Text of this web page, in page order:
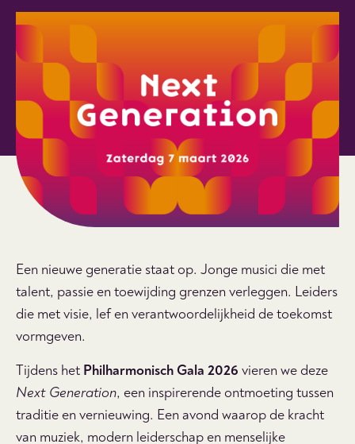
Een nieuwe generatie staat op. Jonge musici die met
talent, passie en toewijding grenzen verleggen. Leiders
die met visie, lef en verantwoordelijkheid de toekomst
vormgeven.
Tijdens het Philharmonisch Gala 2026 vieren we deze
Next Generation, een inspirerende ontmoeting tussen
traditie en vernieuwing. Een avond waarop de kracht
van muziek, modern leiderschap en menselijke